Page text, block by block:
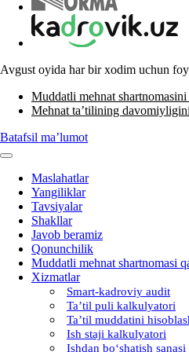
Avgust oyida har bir хodim uchun
Muddatli mehnat
Mehnat ta’tilining
Batafsil ma’lumot
Maslahatlar
Yangiliklar
Tavsiyalar
Shakllar
Javob beramiz
Qonunchilik
Muddatli mehnat shartnomasi
Xizmatlar
Smart-kadroviy audit
Ta’til puli kalkulyatori
Ta’til muddatini
Ish staji kalkulyatori
Ishdan boʻshatish